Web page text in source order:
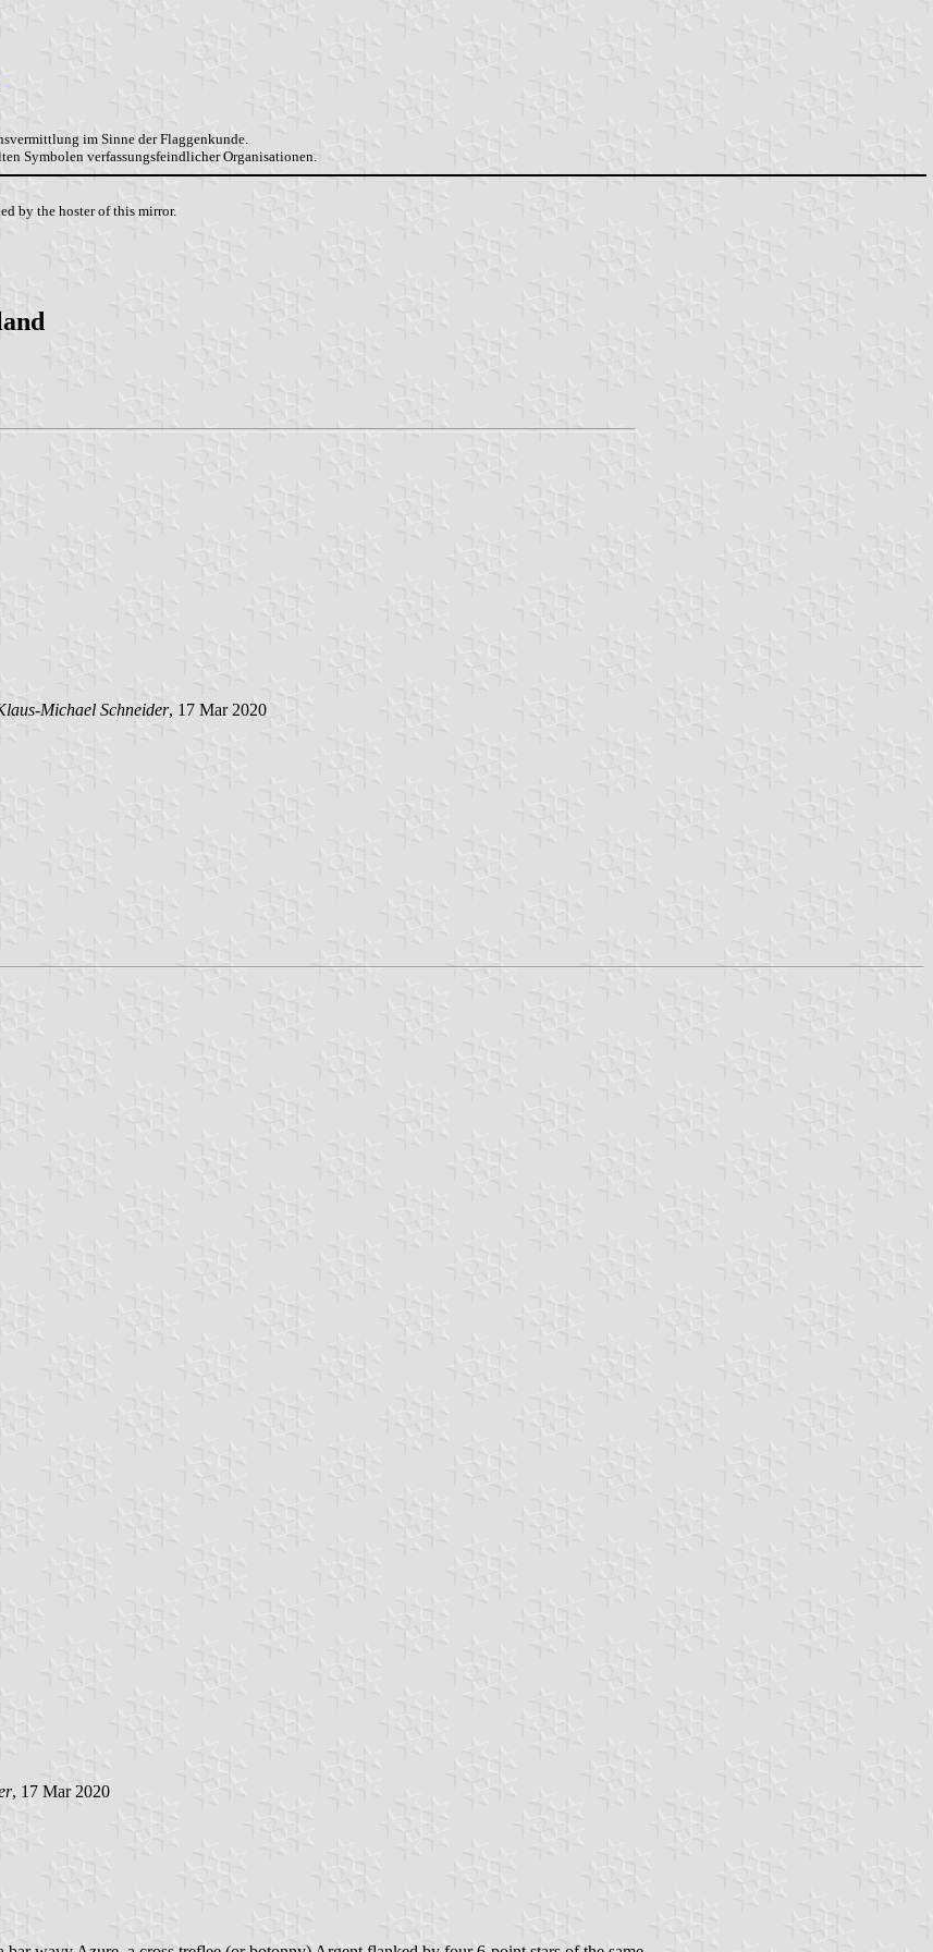
im Sinne der Flaggenkunde.
Symbolen verfassungsfeindlicher Organisationen.
by the hoster of this mirror.
Michael Schneider, 17 Mar 2020
, 17 Mar 2020